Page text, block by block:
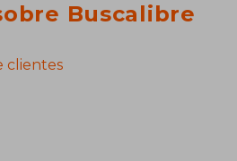
Buscalibre
clientes